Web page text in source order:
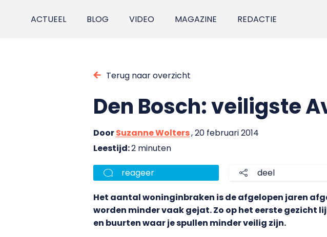
ACTUEEL BLOG VIDEO MAGAZINE REDACTIE
Terug naar overzicht
Den Bosch: veiligste
DoorSuzanne Wolters, 20 februari 2014
Leestijd:2 minuten
reageer deel
Het aantal woninginbraken is de afgelopen jaren
worden minder vaak gejat. Zo op het eerste gezicht
en buurten waar je spullen minder veilig zijn.